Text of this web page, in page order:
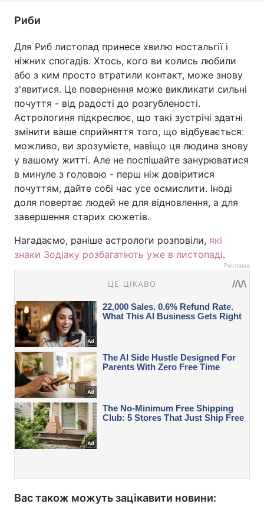
Риби
Для Риб листопад принесе хвилю ностальгії і
ніжних спогадів. Хтось, кого ви колись любили
або з ким просто втратили контакт, може знову
з'явитися. Це повернення може викликати сильні
почуття - від радості до розгубленості.
Астрологиня підкреслює, що такі зустрічі здатні
змінити ваше сприйняття того, що відбувається:
можливо, ви зрозумієте, навіщо ця людина знову
у вашому житті. Але не поспішайте занурюватися
в минуле з головою - перш ніж довіритися
почуттям, дайте собі час усе осмислити. Іноді
доля повертає людей не для відновлення, а для
завершення старих сюжетів.
Нагадаємо, раніше астрологи розповіли, які
знаки Зодіаку розбагатіють уже в листопаді.
Реклама
Вас також можуть зацікавити новини: